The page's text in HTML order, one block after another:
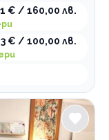
€ / 160,00 лв.
€ / 100,00 лв.